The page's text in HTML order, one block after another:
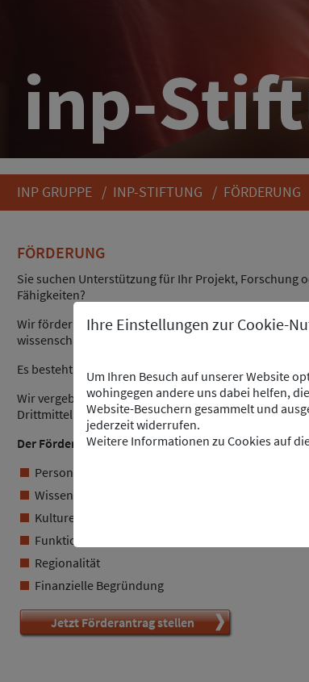
INP GRUPPE / INP-STIFTUNG / FÖRDERUNG
FÖRDERUNG
Sie suchen Unterstützung für Ihr Projekt, Forschung
Fähigkeiten?
Wir fördern gezielt den wissenschaftlichen
wissenschaftlich, technische und/oder kulturelle
Es besteht ein Bezug zu Speyer und der Pfalz und
Wir vergeben Stipendien oder Zuschüsse gezielt an
Drittmitteln.
Der Förderantrag sollte Angaben zu den folgenden
Person/Organisation (Antragstellende)
Wissenschaftliche Innovation
Kulturelle Bereicherung
Funktionalität, Nachhaltigkeit,
Regionalität
Finanzielle Begründung
Jetzt Förderantrag stellen
Ihre Einstellungen zur Cookie-
Um Ihren Besuch auf unserer Website
wohingegen andere uns dabei helfen,
Website-Besuchern gesammelt und
jederzeit widerrufen.
Weitere Informationen zu Cookies auf